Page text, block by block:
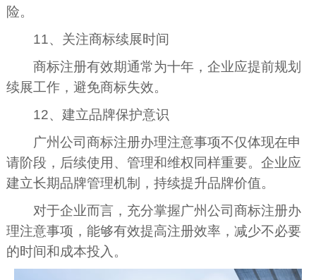
险。
11、关注商标续展时间
商标注册有效期通常为十年，企业应提前规划
续展工作，避免商标失效。
12、建立品牌保护意识
广州公司商标注册办理注意事项不仅体现在申
请阶段，后续使用、管理和维权同样重要。企业应
建立长期品牌管理机制，持续提升品牌价值。
对于企业而言，充分掌握广州公司商标注册办
理注意事项，能够有效提高注册效率，减少不必要
的时间和成本投入。